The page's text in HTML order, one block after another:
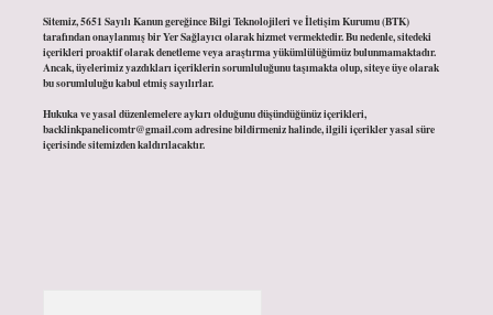
Sitemiz, 5651 Sayılı Kanun gereğince Bilgi Teknolojileri ve İletişim Kurumu (BTK)
tarafından onaylanmış bir Yer Sağlayıcı olarak hizmet vermektedir. Bu nedenle, sitedeki
içerikleri proaktif olarak denetleme veya araştırma yükümlülüğümüz bulunmamaktadır.
Ancak, üyelerimiz yazdıkları içeriklerin sorumluluğunu taşımakta olup, siteye üye olarak
bu sorumluluğu kabul etmiş sayılırlar.
Hukuka ve yasal düzenlemelere aykırı olduğunu düşündüğünüz içerikleri,
backlinkpanelicomtr@gmail.comadresine bildirmeniz halinde, ilgili içerikler yasal süre
içerisinde sitemizden kaldırılacaktır.